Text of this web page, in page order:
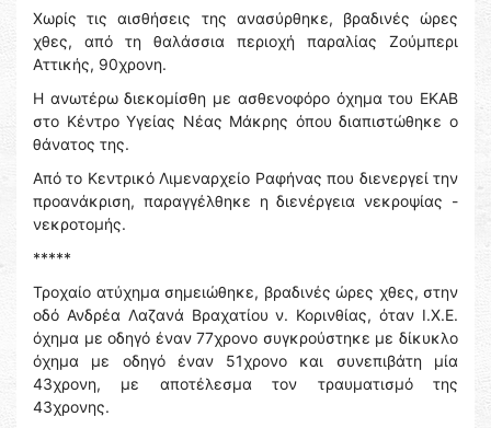
Χωρίς τις αισθήσεις της ανασύρθηκε, βραδινές ώρες
χθες, από τη θαλάσσια περιοχή παραλίας Ζούμπερι
Αττικής, 90χρονη.
Η ανωτέρω διεκομίσθη με ασθενοφόρο όχημα του ΕΚΑΒ
στο Κέντρο Υγείας Νέας Μάκρης όπου διαπιστώθηκε ο
θάνατος της.
Από το Κεντρικό Λιμεναρχείο Ραφήνας που διενεργεί την
προανάκριση, παραγγέλθηκε η διενέργεια νεκροψίας -
νεκροτομής.
*****
Τροχαίο ατύχημα σημειώθηκε, βραδινές ώρες χθες, στην
οδό Ανδρέα Λαζανά Βραχατίου ν. Κορινθίας, όταν Ι.Χ.Ε.
όχημα με οδηγό έναν 77χρονο συγκρούστηκε με δίκυκλο
όχημα με οδηγό έναν 51χρονο και συνεπιβάτη μία
43χρονη, με αποτέλεσμα τον τραυματισμό της
43χρονης.